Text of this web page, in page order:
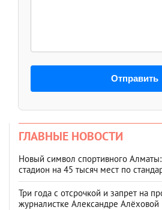
Отправить
ГЛАВНЫЕ НОВОСТИ
Новый символ спортивного Алматы:
стадион на 45 тысяч мест по
Три года с отсрочкой и запрет на
журналистке Александре Алёховой